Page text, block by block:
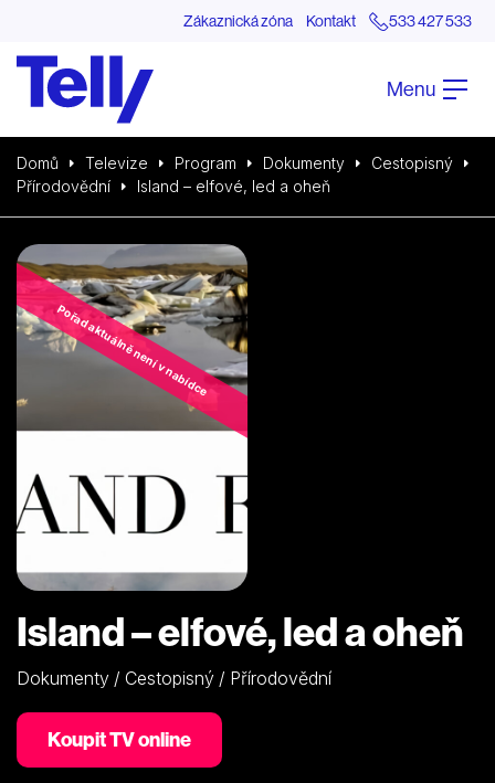
Zákaznická zóna Kontakt 533 427 533
Menu
Domů Televize Program Dokumenty
Cestopisný
Přírodovědní
Island – elfové, led a oheň
Pořad aktuálně není v nabídce
Island – elfové, led a oheň
Dokumenty / Cestopisný / Přírodovědní
Koupit TV online